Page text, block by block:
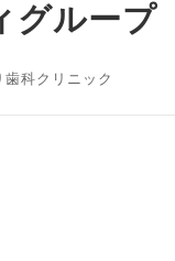
グループ
科クリニック